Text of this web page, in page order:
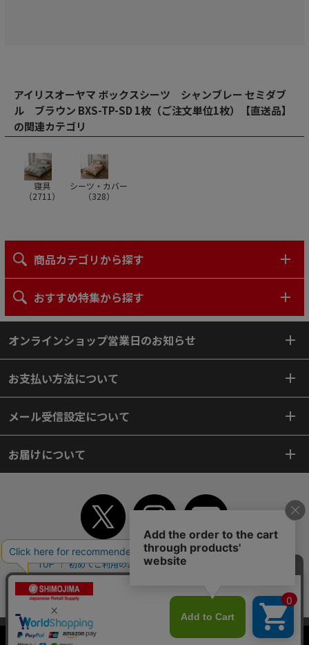
当サイトはクッキー（Cookie）を使用しています。Cookieの使用に同意いた
アイリスオーヤマ ボックスシーツ シャンブレー セミダブ
ル ブラウン BXS-TP-SD 1枚（ご注文単位1枚）【直送品】
の関連カテゴリ
寝具
（2711 ）
シーツ・カバー
（328）
商品カテゴリから探す
おすすめ特集から探す
オンラインショップ営業日のお知らせ
お支払い方法について
メール受信設定について
お届けについて
TOP 初めてご利用のお客様へ ご利用案内
個人情報保護方針
よくあるご質問
WEBカタログ
Copyright© 2018 SHIMOJIMA Co.,Ltd. All Rights Reserved.